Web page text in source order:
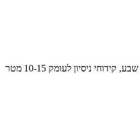
ניסיון לעומק 10-15 מטר